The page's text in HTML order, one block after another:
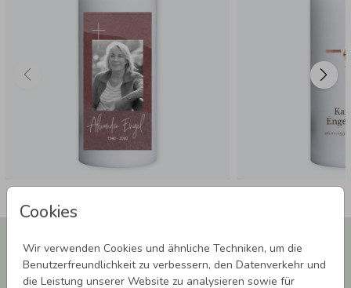
Cookies
Wir verwenden Cookies und ähnliche Techniken, um die
Benutzerfreundlichkeit zu verbessern, den Datenverkehr und
die Leistung unserer Website zu analysieren sowie für
sichern!
Melde Dich zu unserem Newsletter an und bleibe auf dem